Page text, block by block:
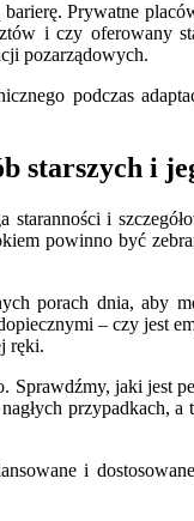
Prywatne
i czy oferowany
pozarządowych.
podczas
starszych i
i
powinno być
porach dnia, aby
– czy jest
ręki.
Sprawdźmy, jaki
przypadkach,
i